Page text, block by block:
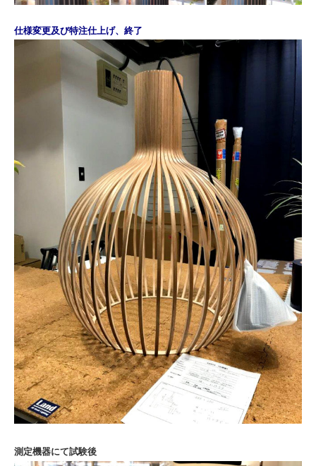
仕様変更及び特注仕上げ、終了
測定機器にて試験後